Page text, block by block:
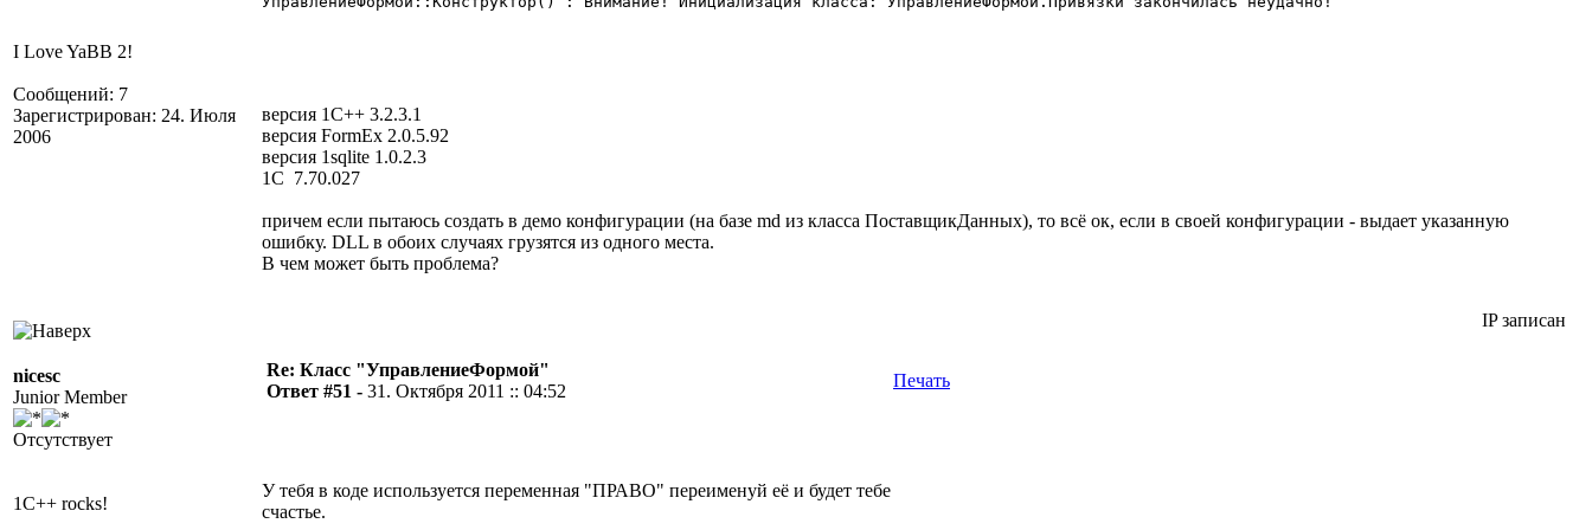
I Love YaBB 2!
Сообщений: 7
Зарегистрирован: 24. Июля
2006
версия 1С++ 3.2.3.1
версия FormEx 2.0.5.92
версия 1sqlite 1.0.2.3
1C 7.70.027
причем если пытаюсь создать в демо конфигурации (на базе md из класса ПоставщикДанных), то всё ок, если в своей конфигурации - выдает указанную
ошибку. DLL в обоих случаях грузятся из одного места.
В чем может быть проблема?
IP записан
nicesc
Junior Member
Отсутствует
1C++ rocks!
Re: Класс "УправлениеФормой"
Ответ #51 - 31. Октября 2011 :: 04:52
Печать
У тебя в коде используется переменная "ПРАВО" переименуй её и будет тебе
счастье.